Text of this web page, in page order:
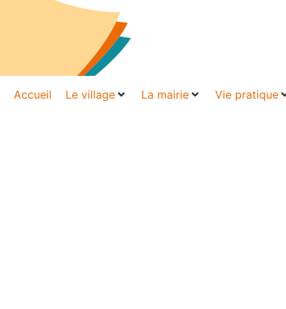
Accueil Le village La mairie Vie pratique